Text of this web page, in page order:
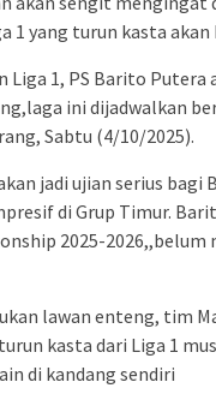
1 yang turun kasta akan
Liga 1, PS Barito Putera
ini dijadwalkan
Sabtu (4/10/2025).
jadi ujian serius bagi
di Grup Timur.
2025-2026,,belum
lawan enteng, tim
kasta dari Liga 1
di kandang sendiri